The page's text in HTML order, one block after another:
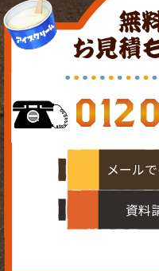
無
お見積
メール
資料